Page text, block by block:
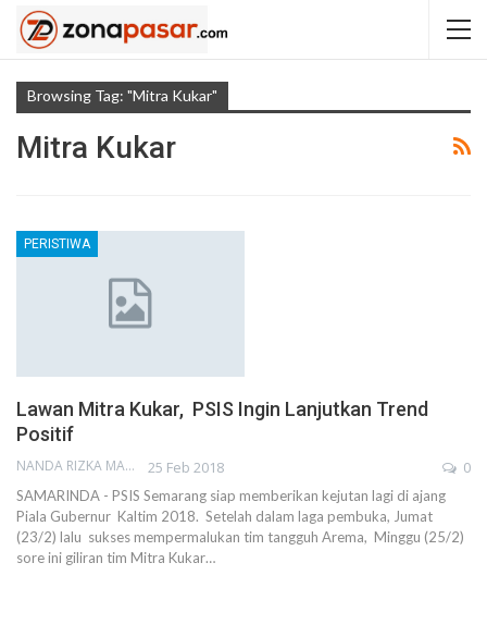
Browsing Tag: "mitra Kukar"
Mitra Kukar
PERISTIWA
Lawan Mitra Kukar, PSIS Ingin Lanjutkan Trend
Positif
NANDA RIZKA MAHENDRA 25 Feb 2018 0
SAMARINDA - PSIS Semarang siap memberikan kejutan lagi di ajang
Piala Gubernur Kaltim 2018. Setelah dalam laga pembuka, Jumat
(23/2) lalu sukses mempermalukan tim tangguh Arema, Minggu (25/2)
sore ini giliran tim Mitra Kukar…